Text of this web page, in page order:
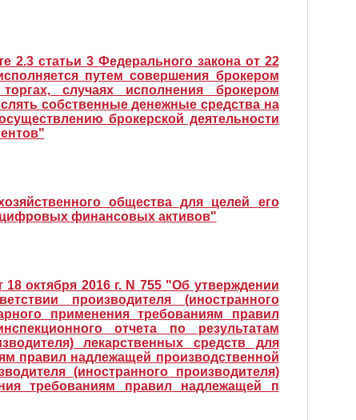
2.3 статьи 3 Федерального закона от 22
путем совершения брокером
случаях исполнения брокером
собственные денежные средства на
брокерской деятельности
общества для целей его
финансовых активов"
октября 2016 г. N 755 "Об утверждении
производителя (иностранного
применения требованиям правил
отчета по результатам
лекарственных средств для
правил надлежащей производственной
(иностранного производителя)
требованиям правил надлежащей п